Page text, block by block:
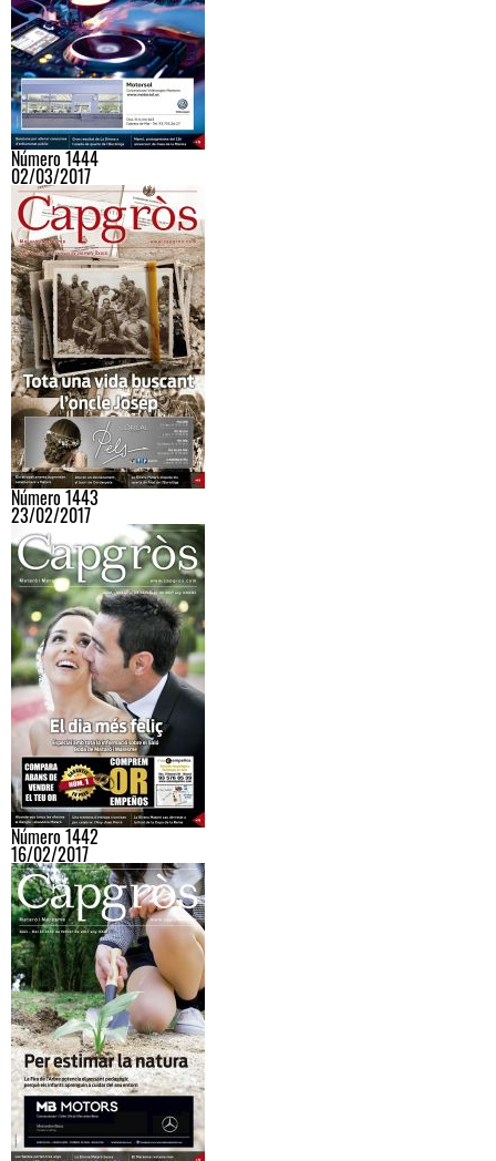
Número 1444
02/03/2017
Número 1443
23/02/2017
Número 1442
16/02/2017